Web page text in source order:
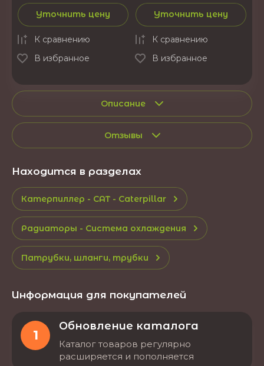
Уточнить цену
К сравнению
В избранное
Уточнить цену
К сравнению
В избранное
Описание
Отзывы
Находится в разделах
Катерпиллер - CAT - Caterpillar
Радиаторы - Система охлаждения
Патрубки, шланги, трубки
Информация для покупателей
1
Обновление каталога
Каталог товаров регулярно
расширяется и пополняется